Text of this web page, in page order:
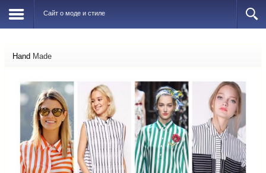
Сайт о моде и стиле
Hand Made